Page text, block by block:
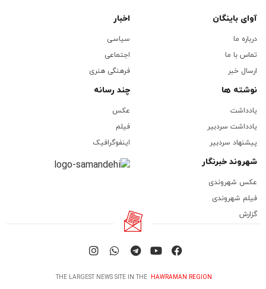
آوای باینگان
درباره ما
تماس با ما
ارسال خبر
اخبار
سیاسی
اجتماعی
فرهنگی هنری
نوشته ها
یادداشت
یادداشت سردبیر
پیشنهاد سردبیر
چند رسانه
عکس
فیلم
اینفوگرافیک
شهروند خبرنگار
عکس شهروندی
فیلم شهروندی
گزارش
THE LARGEST NEWS SITE IN THE HAWRAMAN REGION